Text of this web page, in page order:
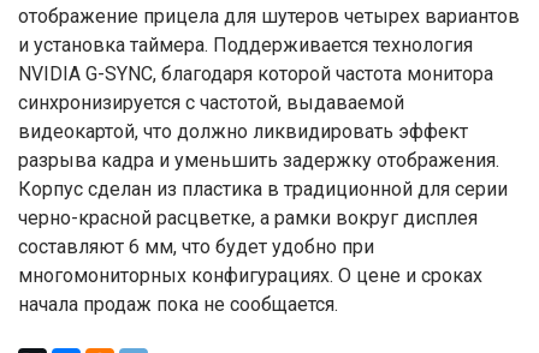
отображение прицела для шутеров четырех вариантов
и установка таймера. Поддерживается технология
NVIDIA G-SYNC, благодаря которой частота монитора
синхронизируется с частотой, выдаваемой
видеокартой, что должно ликвидировать эффект
разрыва кадра и уменьшить задержку отображения.
Корпус сделан из пластика в традиционной для серии
черно-красной расцветке, а рамки вокруг дисплея
составляют 6 мм, что будет удобно при
многомониторных конфигурациях. О цене и сроках
начала продаж пока не сообщается.